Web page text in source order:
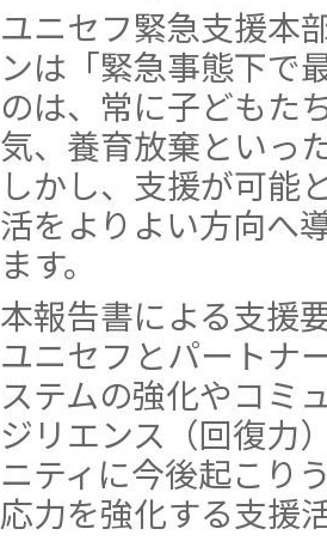
ユニセフ緊急支援本
ンは「緊急事態下で
のは、常に子どもた
気、養育放棄といっ
しかし、支援が可能
活をよりよい方向へ
ます。
本報告書による支援
ユニセフとパートナ
ステムの強化やコミ
ジリエンス（回復力
ニティに今後起こり
応力を強化する支援